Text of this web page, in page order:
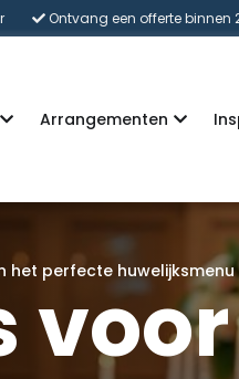
Ontvang een offerte binnen
Arrangementen
perfecte huwelijksmenu